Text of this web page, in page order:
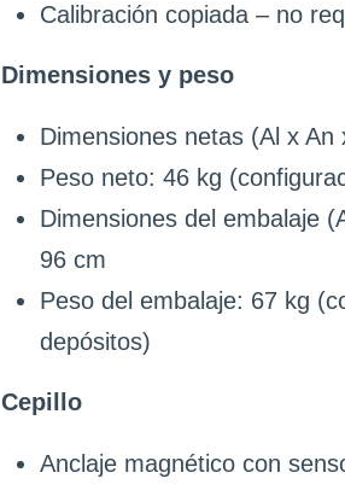
Calibración copiada – no
Dimensiones y peso
Dimensiones netas (Al x
Peso neto: 46 kg
Dimensiones del embalaje
96 cm
Peso del embalaje: 67 kg
depósitos)
Cepillo
Anclaje magnético con